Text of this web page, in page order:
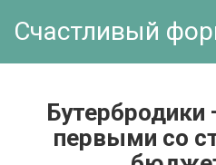
Счастливый
первыми со